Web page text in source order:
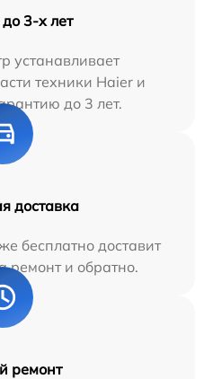
3-х лет
устанавливает
техники Haier и
до 3 лет.
доставка
бесплатно доставит
ремонт и обратно.
ремонт